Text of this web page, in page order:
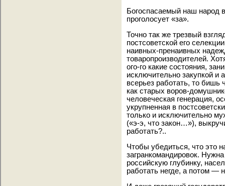
Богоспасаемый наш народ
проголосует «за».
Точно так же трезвый
постсоветской его
наивных-пренаивных
товаропроизводителей.
ого-го какие состояния,
исключительно закупкой и
всерьез работать, то бишь
как старых воров-
человеческая генерация,
укрупненная в
только и исключительно
(«э-э, что закон…»),
работать?..
Чтобы убедиться, что это
загранкомандировок.
российскую глубинку,
работать негде, а потом —